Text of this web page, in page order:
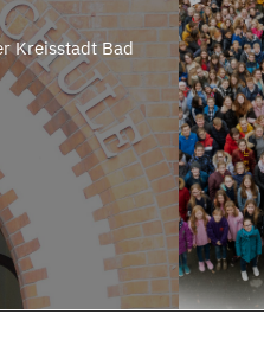
Kreisstadt Bad